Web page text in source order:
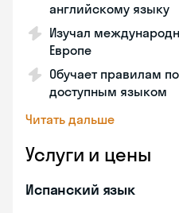
английскому языку
Изучал
Европе
Обучает правилам
доступным языком
Читать дальше
Услуги и цены
Испанский язык